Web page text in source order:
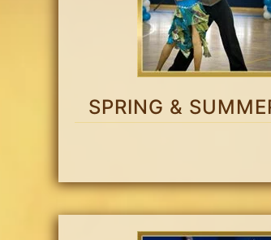
SPRING &